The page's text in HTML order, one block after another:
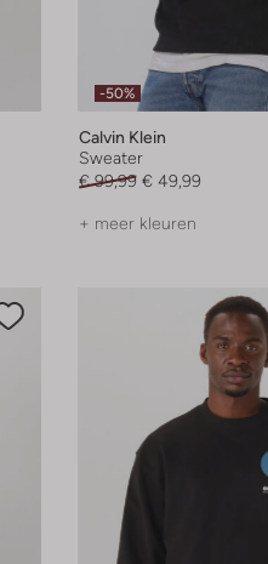
-50%
Calvin Klein
Sweater
€ 99,99 € 49,99
+ meer kleuren